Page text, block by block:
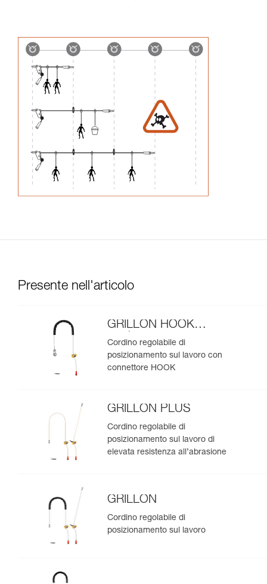
Presente nell'articolo
GRILLON HOOK
versione europea
Cordino regolabile di
posizionamento sul lavoro con
connettore HOOK
GRILLON PLUS
Cordino regolabile di
posizionamento sul lavoro di
elevata resistenza all’abrasione
GRILLON
Cordino regolabile di
posizionamento sul lavoro